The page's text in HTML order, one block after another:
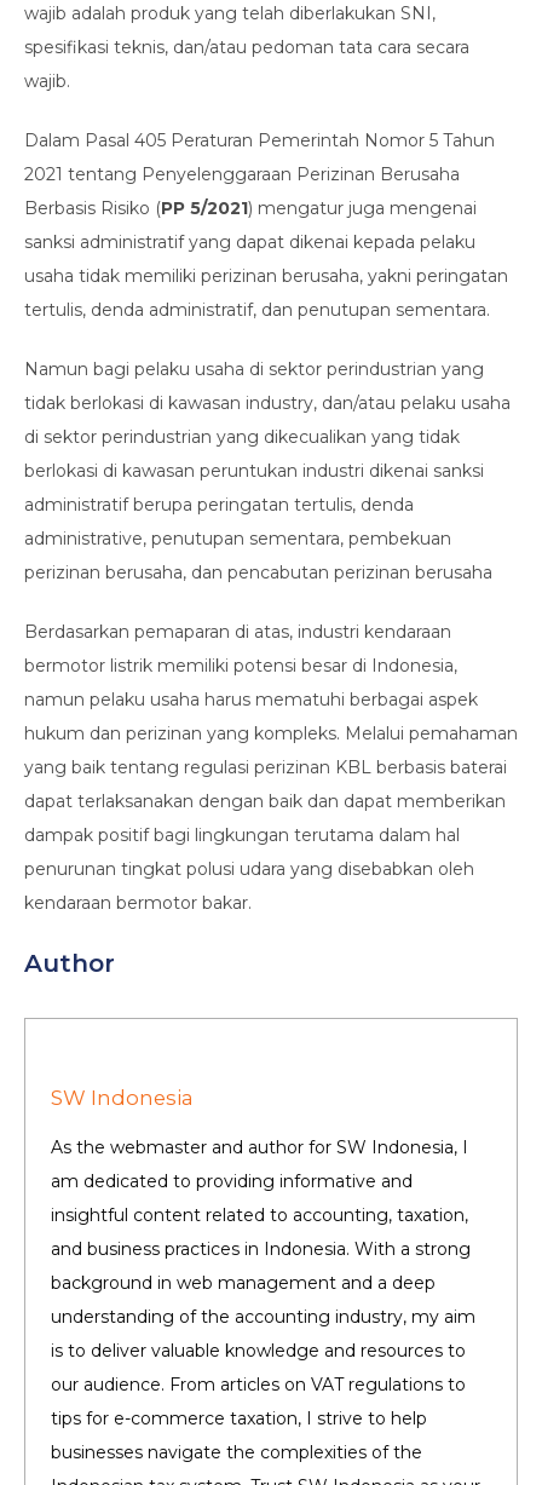
wajib adalah produk yang telah diberlakukan SNI,
spesifikasi teknis, dan/atau pedoman tata cara secara
wajib.
Dalam Pasal 405 Peraturan Pemerintah Nomor 5 Tahun
2021 tentang Penyelenggaraan Perizinan Berusaha
Berbasis Risiko (PP 5/2021) mengatur juga mengenai
sanksi administratif yang dapat dikenai kepada pelaku
usaha tidak memiliki perizinan berusaha, yakni peringatan
tertulis, denda administratif, dan penutupan sementara.
Namun bagi pelaku usaha di sektor perindustrian yang
tidak berlokasi di kawasan industry, dan/atau pelaku usaha
di sektor perindustrian yang dikecualikan yang tidak
berlokasi di kawasan peruntukan industri dikenai sanksi
administratif berupa peringatan tertulis, denda
administrative, penutupan sementara, pembekuan
perizinan berusaha, dan pencabutan perizinan berusaha
Berdasarkan pemaparan di atas, industri kendaraan
bermotor listrik memiliki potensi besar di Indonesia,
namun pelaku usaha harus mematuhi berbagai aspek
hukum dan perizinan yang kompleks. Melalui pemahaman
yang baik tentang regulasi perizinan KBL berbasis baterai
dapat terlaksanakan dengan baik dan dapat memberikan
dampak positif bagi lingkungan terutama dalam hal
penurunan tingkat polusi udara yang disebabkan oleh
kendaraan bermotor bakar.
Author
SW Indonesia
As the webmaster and author for SW Indonesia, I
am dedicated to providing informative and
insightful content related to accounting, taxation,
and business practices in Indonesia. With a strong
background in web management and a deep
understanding of the accounting industry, my aim
is to deliver valuable knowledge and resources to
our audience. From articles on VAT regulations to
tips for e-commerce taxation, I strive to help
businesses navigate the complexities of the